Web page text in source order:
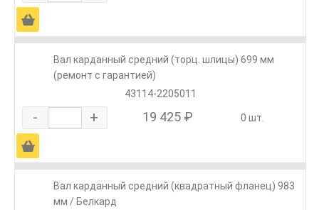
Ä
Вал карданный средний (торц. шлицы) 699 мм
(ремонт с гарантией)
43114-2205011
- + 19 425 ₽ 0 шт.
Ä
Вал карданный средний (квадратный фланец) 983
мм / Белкард